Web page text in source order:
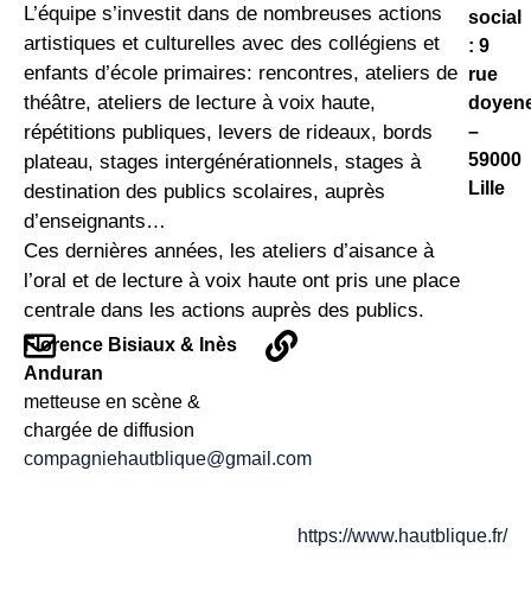
L’équipe s’investit dans de nombreuses actions
artistiques et culturelles avec des collégiens et
enfants d’école primaires: rencontres, ateliers de
théâtre, ateliers de lecture à voix haute,
répétitions publiques, levers de rideaux, bords
plateau, stages intergénérationnels, stages à
destination des publics scolaires, auprès
d’enseignants…
Ces dernières années, les ateliers d’aisance à
l’oral et de lecture à voix haute ont pris une place
centrale dans les actions auprès des publics.
social
: 9
rue
–
59000
Lille
Florence Bisiaux & Inès
Anduran
metteuse en scène &
chargée de diffusion
compagniehautblique@gmail.com
https://www.hautblique.fr/